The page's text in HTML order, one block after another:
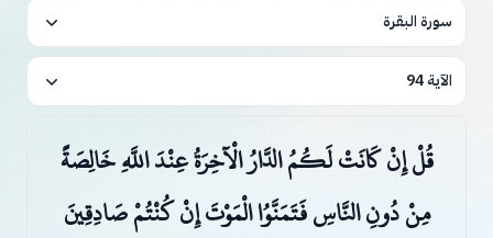
سورة البقرة
الآية 94
قُلْ إِنْ كَانَتْ لَكُمُ الدَّارُ الْآخِرَةُ عِنْدَ اللَّهِ خَالِصَةً
مِنْ دُونِ النَّاسِ فَتَمَنَّوُا الْمَوْتَ إِنْ كُنْتُمْ صَادِقِينَ